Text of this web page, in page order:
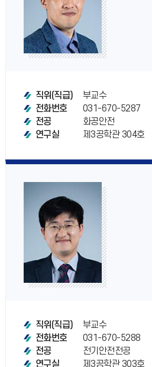
직위(직급)
부교수
전화번호
031-670-5287
전공
화공안전
연구실
제3공학관 304호
직위(직급)
부교수
전화번호
031-670-5288
전공
전기안전전공
연구실
제3공학관 303호